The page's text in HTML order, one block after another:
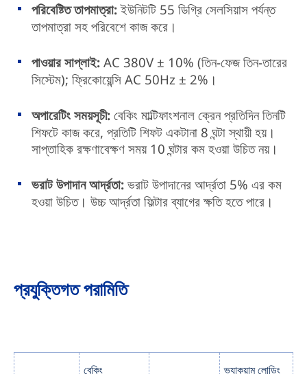
পরিবেষ্টিত তাপমাত্রা:ইউনিটটি 55 ডিগ্রি সেলসিয়াস পর্যন্ত
তাপমাত্রা সহ পরিবেশে কাজ করে।
পাওয়ার সাপ্লাই: AC 380V ± 10% (তিন-ফেজ তিন-তারের
সিস্টেম); ফ্রিকোয়েন্সি AC 50Hz ± 2%।
অপারেটিং সময়সূচী: বেকিং মাল্টিফাংশনাল ক্রেন প্রতিদিন তিনটি
শিফটে কাজ করে, প্রতিটি শিফট একটানা 8 ঘন্টা স্থায়ী হয়।
সাপ্তাহিক রক্ষণাবেক্ষণ সময় 10 ঘন্টার কম হওয়া উচিত নয়।
ভরাট উপাদান আর্দ্রতা: ভরাট উপাদানের আর্দ্রতা 5% এর কম
হওয়া উচিত। উচ্চ আর্দ্রতা ফিল্টার ব্যাগের ক্ষতি হতে পারে।
প্রযুক্তিগত পরামিতি
বেকিং ভ্যাকুয়াম লোডিং